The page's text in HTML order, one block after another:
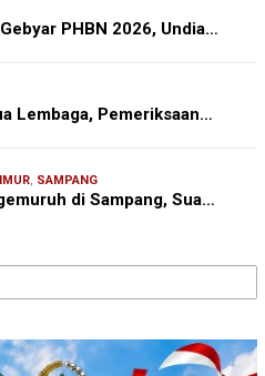
PHBN 2026, Undia…
Lembaga, Pemeriksaan…
, SAMPANG
di Sampang, Sua…